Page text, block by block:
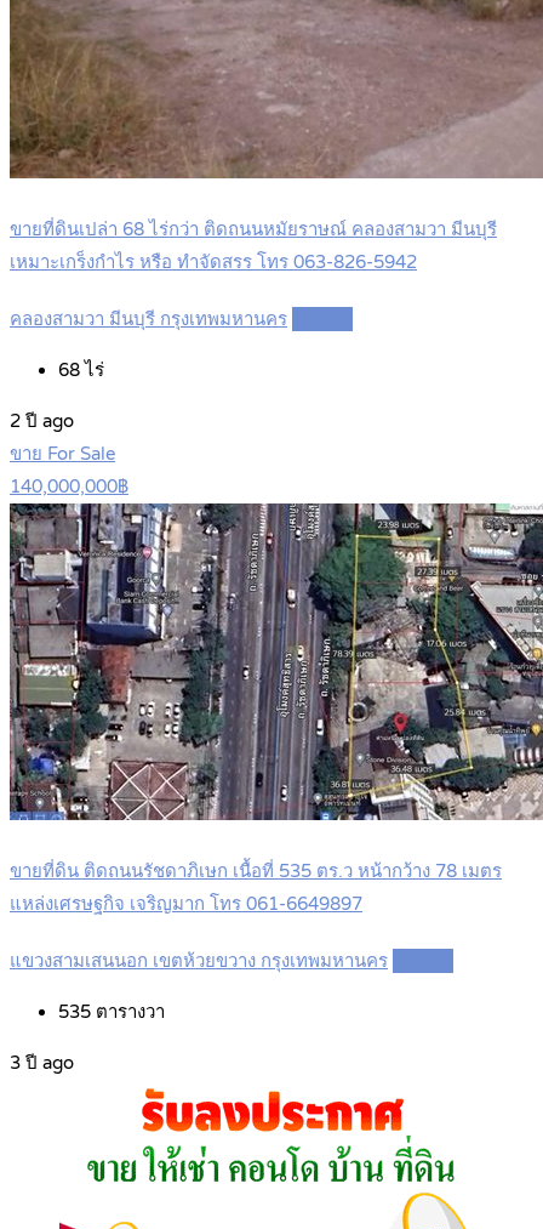
ขายที่ดินเปล่า 68 ไร่กว่า ติดถนนหมัยราษณ์ คลองสามวา มีนบุรี
เหมาะเกร็งกำไร หรือ ทำจัดสรร โทร 063-826-5942
คลองสามวา มีนบุรี กรุงเทพมหานคร
68ไร่
2 ปี ago
ขาย For Sale
140,000,000฿
ขายที่ดิน ติดถนนรัชดาภิเษก เนื้อที่ 535 ตร.ว หน้ากว้าง 78 เมตร
แหล่งเศรษฐกิจ เจริญมาก โทร 061-6649897
แขวงสามเสนนอก เขตห้วยขวาง กรุงเทพมหานคร
535 ตารางวา
3 ปี ago